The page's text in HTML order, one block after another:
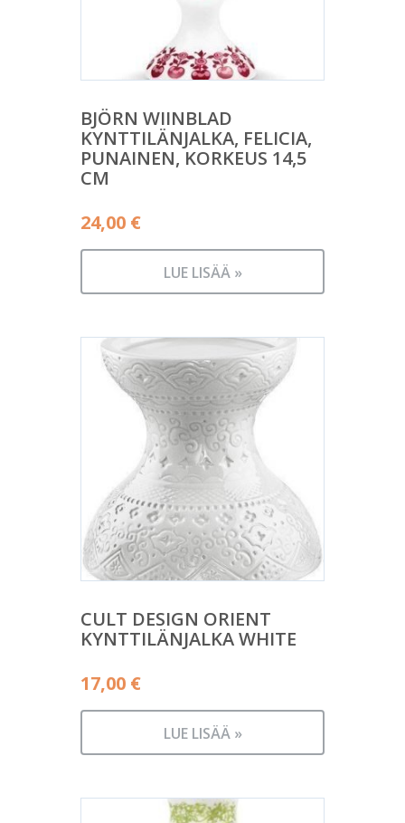
BJÖRN WIINBLAD
KYNTTILÄNJALKA, FELICIA,
PUNAINEN, KORKEUS 14,5
CM
24,00 €
LUE LISÄÄ »
CULT DESIGN ORIENT
KYNTTILÄNJALKA WHITE
17,00 €
LUE LISÄÄ »